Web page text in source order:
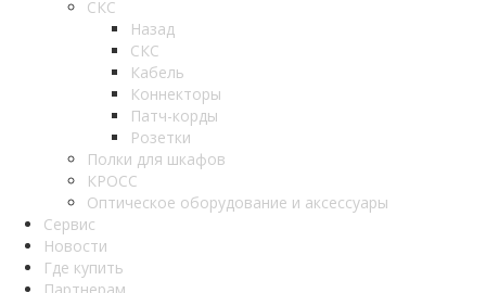
СКС
Назад
СКС
Кабель
Коннекторы
Патч-корды
Розетки
Полки для шкафов
КРОСС
Оптическое оборудование и аксессуары
Сервис
Новости
Где купить